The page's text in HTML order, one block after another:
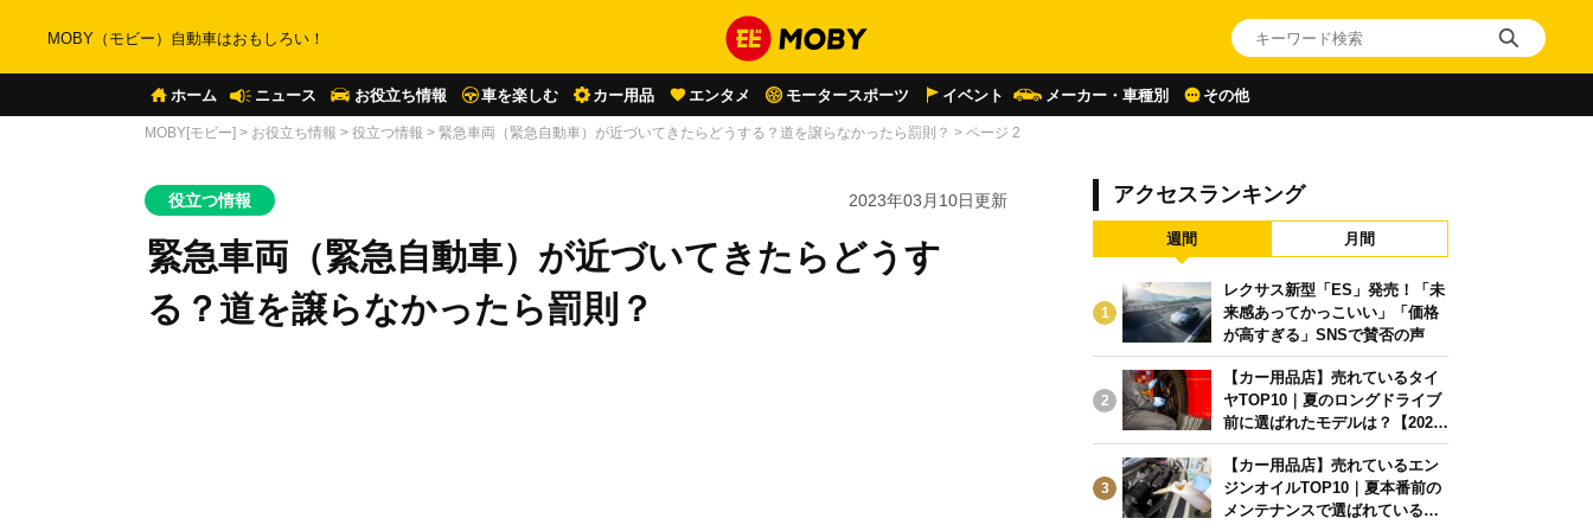
MOBY（モビー）自動車はおもしろい！
ホーム ニュース お役立ち情報 車を楽しむ カー用品 エンタメ モータースポーツ イベント メーカー・車種別 その他
MOBY[モビー] > お役立ち情報 > 役立つ情報 > 緊急車両（緊急自動車）が近づいてきたらどうする？道を譲らなかったら罰則？ > ページ 2
役立つ情報 2023年03月10日更新
緊急車両（緊急自動車）が近づいてきたらどうす
る？道を譲らなかったら罰則？
アクセスランキング
週間 月間
1
レクサス新型「ES」発売！「未
来感あってかっこいい」「価格
が高すぎる」SNSで賛否の声
2
【カー用品店】売れているタイ
ヤTOP10｜夏のロングドライブ
前に選ばれたモデルは？【2026
年6月版】
3
【カー用品店】売れているエン
ジンオイルTOP10｜夏本番前の
メンテナンスで選ばれている人